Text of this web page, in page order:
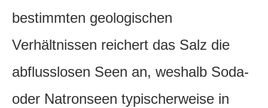
bestimmten geologischen
Verhältnissen reichert das Salz die
abflusslosen Seen an, weshalb Soda-
oder Natronseen typischerweise in